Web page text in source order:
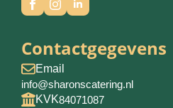
Contactgegevens
Email
info@sharonscatering.nl
KVK84071087